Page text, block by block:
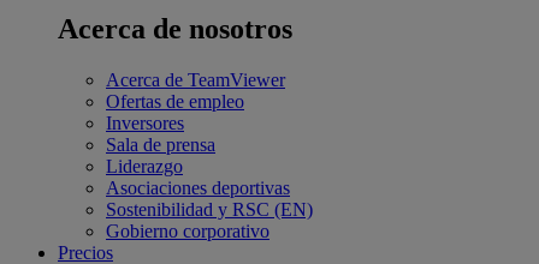
Acerca de nosotros
Acerca de TeamViewer
Ofertas de empleo
Inversores
Sala de prensa
Liderazgo
Asociaciones deportivas
Sostenibilidad y RSC (EN)
Gobierno corporativo
Precios